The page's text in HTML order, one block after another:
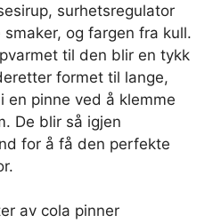
surhetsregulator
og fargen fra kull.
til den blir en tykk
formet til lange,
en pinne ved å klemme
De blir så igjen
for å få den perfekte
av cola pinner